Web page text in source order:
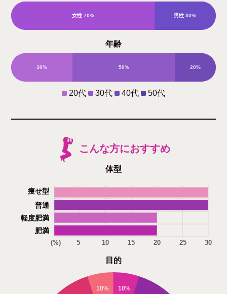
女性 70% 男性 30%
年齢
30% 50% 20% 0%
20代 30代 40代 50代
こんな方におすすめ
体型
肥満
軽度肥満
普通
痩せ型
(%) 5 10 15 20 25 30
目的
10% 10%